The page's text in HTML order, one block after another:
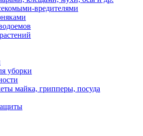
вредителями
уборки
майка, грипперы, посуда